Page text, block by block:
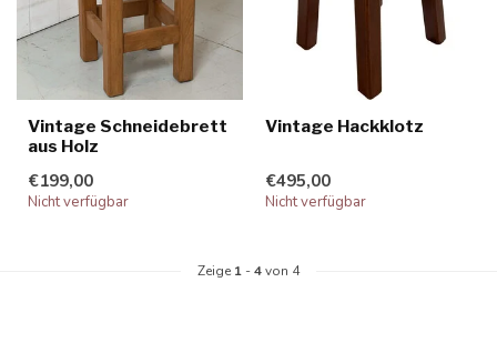
Vintage Schneidebrett
aus Holz
€199,00
Nicht verfügbar
Vintage Hackklotz
€495,00
Nicht verfügbar
Zeige 1 -4von 4